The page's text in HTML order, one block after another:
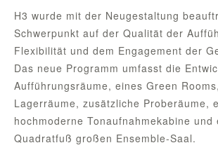
H3 wurde mit der Neugestaltung
Schwerpunkt auf der Qualität der
Flexibilität und dem Engagement der
Das neue Programm umfasst die
Aufführungsräume, eines Green
Lagerräume, zusätzliche Proberäume,
hochmoderne Tonaufnahmekabine und
Quadratfuß großen Ensemble-Saal.